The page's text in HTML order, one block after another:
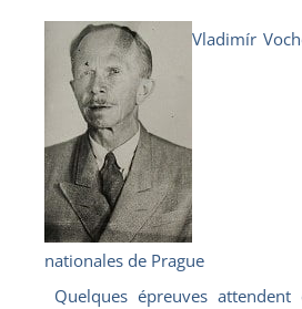
Vladimír
nationales de Prague
Quelques épreuves